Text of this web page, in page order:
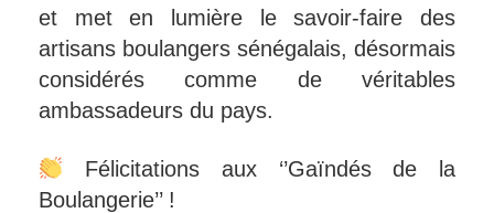
et met en lumière le savoir-faire des
artisans boulangers sénégalais, désormais
considérés comme de véritables
ambassadeurs du pays.
Félicitations aux ‘’Gaïndés de la
Boulangerie’’ !